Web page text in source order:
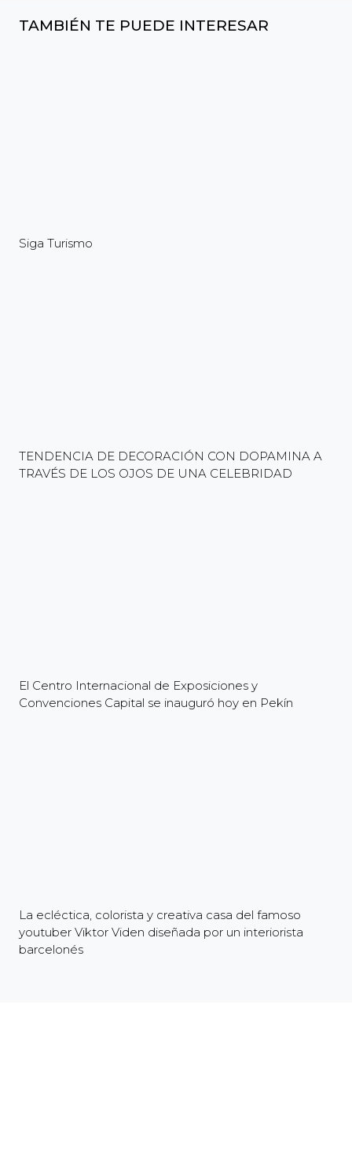
TAMBIÉN TE PUEDE INTERESAR
Siga Turismo
TENDENCIA DE DECORACIÓN CON DOPAMINA A
TRAVÉS DE LOS OJOS DE UNA CELEBRIDAD
El Centro Internacional de Exposiciones y
Convenciones Capital se inauguró hoy en Pekín
La ecléctica, colorista y creativa casa del famoso
youtuber Viktor Viden diseñada por un interiorista
barcelonés